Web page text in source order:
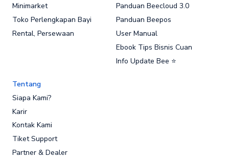
Minimarket
Toko Perlengkapan Bayi
Rental, Persewaan
Panduan Beecloud 3.0
Panduan Beepos
User Manual
Ebook Tips Bisnis Cuan
Info Update Bee ⭐
Tentang
Siapa Kami?
Karir
Kontak Kami
Tiket Support
Partner & Dealer